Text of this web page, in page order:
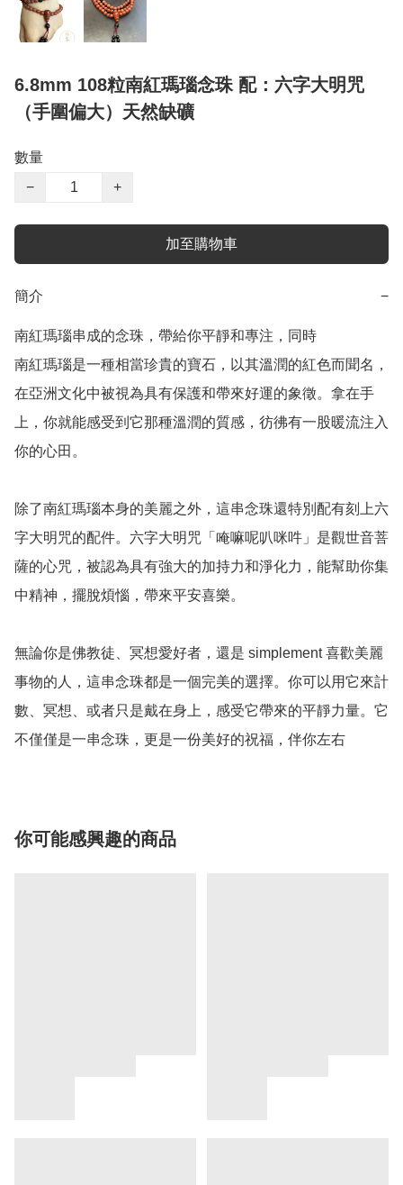
6.8mm 108粒南紅瑪瑙念珠 配：六字大明咒
（手圍偏大）天然缺礦
數量
−
+
加至購物車
簡介 −
南紅瑪瑙串成的念珠，帶給你平靜和專注，同時
南紅瑪瑙是一種相當珍貴的寶石，以其溫潤的紅色而聞名，
在亞洲文化中被視為具有保護和帶來好運的象徵。拿在手
上，你就能感受到它那種溫潤的質感，彷彿有一股暖流注入
你的心田。
除了南紅瑪瑙本身的美麗之外，這串念珠還特別配有刻上六
字大明咒的配件。六字大明咒「唵嘛呢叭咪吽」是觀世音菩
薩的心咒，被認為具有強大的加持力和淨化力，能幫助你集
中精神，擺脫煩惱，帶來平安喜樂。
無論你是佛教徒、冥想愛好者，還是 simplement 喜歡美麗
事物的人，這串念珠都是一個完美的選擇。你可以用它來計
數、冥想、或者只是戴在身上，感受它帶來的平靜力量。它
不僅僅是一串念珠，更是一份美好的祝福，伴你左右
你可能感興趣的商品